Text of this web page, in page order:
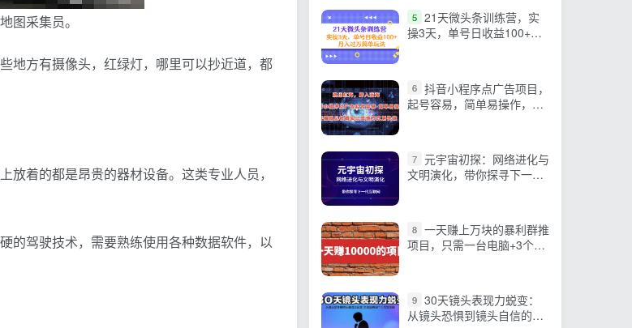
图采集员。
地方有摄像头，红绿灯，哪里可以抄近道，都
着的都是昂贵的器材设备。这类专业人员，
的驾驶技术，需要熟练使用各种数据软件，以
5 21天微头条训练营，实
操3天，单号日收益100+月
6 抖音小程序点广告项目，
起号容易，简单易操作，开
7 元宇宙初探：网络进化与
文明演化，带你探寻下一代
8 一天赚上万块的暴利群推
项目，只需一台电脑+3个手
9 30天镜头表现力蜕变：
从镜头恐惧到镜头自信的蜕